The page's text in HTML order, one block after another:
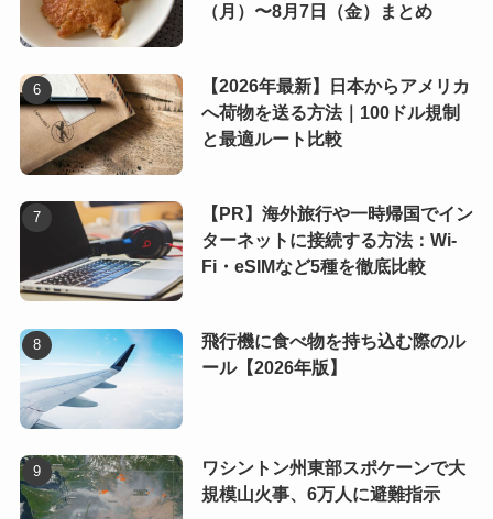
（月）〜8月7日（金）まとめ
【2026年最新】日本からアメリカ
へ荷物を送る方法｜100ドル規制
と最適ルート比較
【PR】海外旅行や一時帰国でイン
ターネットに接続する方法：Wi-
Fi・eSIMなど5種を徹底比較
飛行機に食べ物を持ち込む際のル
ール【2026年版】
ワシントン州東部スポケーンで大
規模山火事、6万人に避難指示